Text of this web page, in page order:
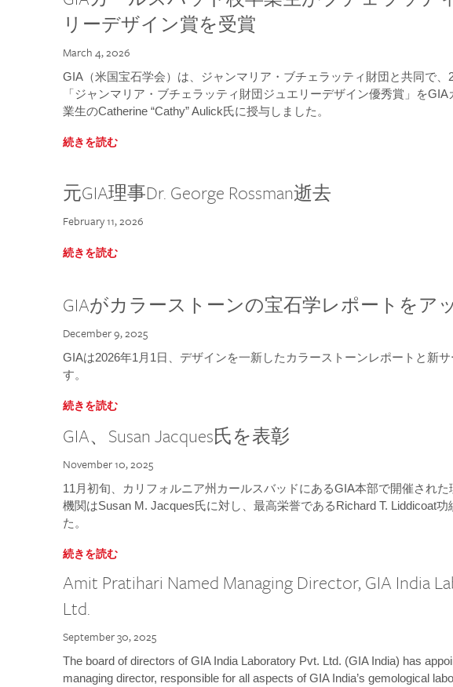
リーデザイン賞を受賞
March 4, 2026
GIA（米国宝石学会）は、ジャンマリア・ブチェラッティ財団と共同で、
「ジャンマリア・ブチェラッティ財団ジュエリーデザイン優秀賞」を
業生のCatherine “Cathy” Aulick氏に授与しました。
続きを読む
元GIA理事Dr. George Rossman逝去
February 11, 2026
続きを読む
GIAがカラーストーンの宝石学レポートをア
December 9, 2025
GIAは2026年1月1日、デザインを一新したカラーストーンレポートと新
す。
続きを読む
GIA、Susan Jacques氏を表彰
November 10, 2025
11月初旬、カリフォルニア州カールスバッドにあるGIA本部で開催され
機関はSusan M. Jacques氏に対し、最高栄誉であるRichard T. Liddicoat功
た。
続きを読む
Amit Pratihari Named Managing Director, GIA India
Ltd.
September 30, 2025
The board of directors of GIA India Laboratory Pvt. Ltd. (GIA India) has
managing director, responsible for all aspects of GIA India’s gemological